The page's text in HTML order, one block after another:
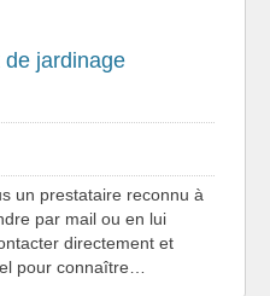
jardinage
un prestataire reconnu à
par mail ou en lui
directement et
pour connaître…